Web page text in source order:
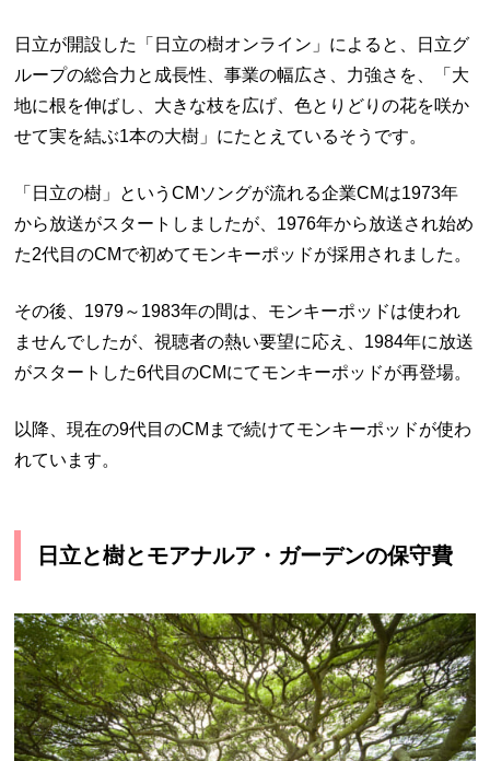
日立が開設した「日立の樹オンライン」によると、日立グ
ループの総合力と成長性、事業の幅広さ、力強さを、「大
地に根を伸ばし、大きな枝を広げ、色とりどりの花を咲か
せて実を結ぶ1本の大樹」にたとえているそうです。
「日立の樹」というCMソングが流れる企業CMは1973年
から放送がスタートしましたが、1976年から放送され始め
た2代目のCMで初めてモンキーポッドが採用されました。
その後、1979～1983年の間は、モンキーポッドは使われ
ませんでしたが、視聴者の熱い要望に応え、1984年に放送
がスタートした6代目のCMにてモンキーポッドが再登場。
以降、現在の9代目のCMまで続けてモンキーポッドが使わ
れています。
日立と樹とモアナルア・ガーデンの保守費